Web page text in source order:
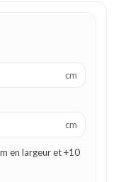
cm
cm
en largeur et +10